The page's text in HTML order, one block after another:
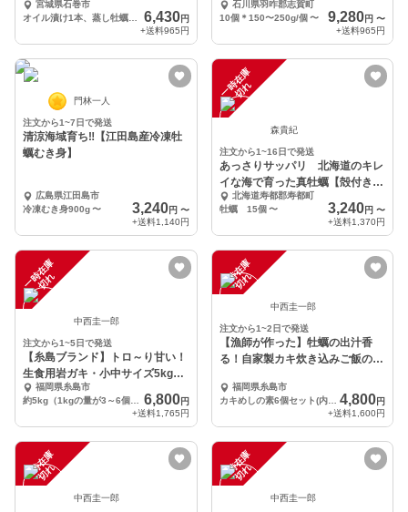
イル漬け1本
宮城県石巻市
6,430円
+送料965円
石川県羽咋郡志賀町
10個＊150〜250g/個 〜 9,280円 〜
+送料965円
門林一人
注文から1~7日で発送
清涼海域育ち‼︎【江田島産冷凍牡
蠣むき身】
広島県江田島市
冷凍むき身900g〜 3,240円 〜
+送料1,140円
一
時
在
庫
切
れ
森貴紀
注文から1~16日で発送
あっさりサッパリ 北海道のキレ
イな海で育った真牡蠣【殻付き、
生食可】カキナイフ付
北海道寿都郡寿都町
牡蠣 15個 〜 3,240円 〜
+送料1,370円
一
時
在
庫
切
れ
中西圭一郎
注文から1~5日で発送
【糸島ブランド】トロ～り甘い！
生食用岩ガキ・小中サイズ5kgセ
ット（15個前後）
福岡県糸島市
6,800円
+送料1,765円
一
時
在
庫
切
れ
中西圭一郎
注文から1~2日で発送
【漁師が作った】牡蠣の出汁香
る！自家製カキ炊き込みご飯の素
福岡県糸島市
カキめしの素6個セット(内容量180g×6個)
4,800円
+送料1,600円
一
時
在
庫
切
れ
中西圭一郎
一
時
在
庫
切
れ
中西圭一郎